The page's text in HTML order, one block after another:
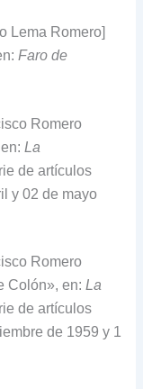
Lema Romero]
Faro de
Romero
en:La
de artículos
y 02 de mayo
Romero
Colón», en:La
de artículos
de 1959 y 1